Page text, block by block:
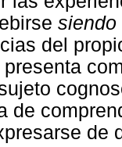
siendo
del
presenta
de
de